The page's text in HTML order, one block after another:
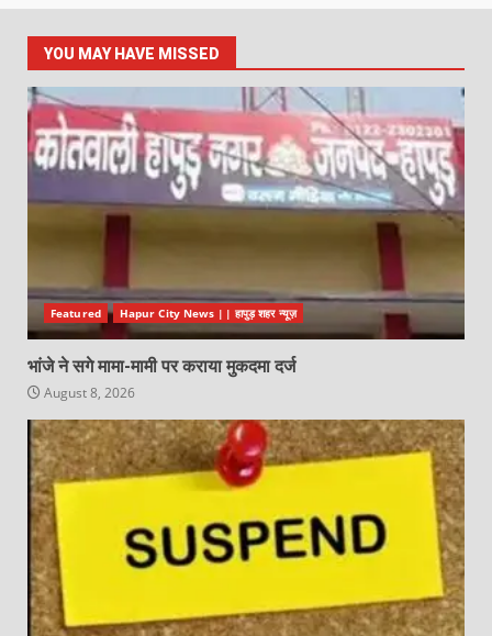
YOU MAY HAVE MISSED
Featured Hapur City News || हापुड़ शहर न्यूज़
भांजे ने सगे मामा-मामी पर कराया मुकदमा दर्ज
August 8, 2026